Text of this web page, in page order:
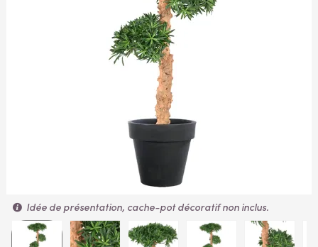
Idée de présentation, cache-pot décoratif non inclus.